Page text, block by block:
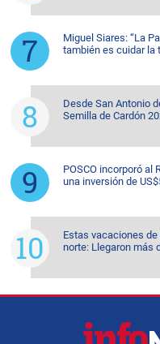
Miguel Siares: “La
también es cuidar la
Desde San Antonio
Semilla de Cardón
POSCO incorporó al
una inversión de
Estas vacaciones
norte: Llegaron más